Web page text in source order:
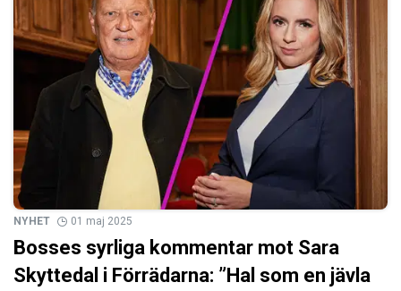
NYHET 01 maj 2025
Bosses syrliga kommentar mot Sara
Skyttedal i Förrädarna: ”Hal som en jävla